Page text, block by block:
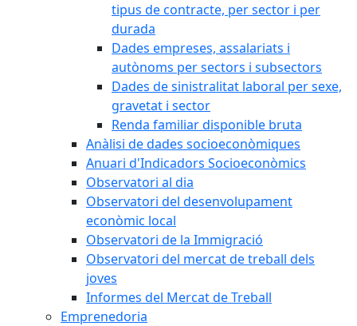
tipus de contracte, per sector i per
durada
Dades empreses, assalariats i
autònoms per sectors i subsectors
Dades de sinistralitat laboral per sexe,
gravetat i sector
Renda familiar disponible bruta
Anàlisi de dades socioeconòmiques
Anuari d'Indicadors Socioeconòmics
Observatori al dia
Observatori del desenvolupament
econòmic local
Observatori de la Immigració
Observatori del mercat de treball dels
joves
Informes del Mercat de Treball
Emprenedoria